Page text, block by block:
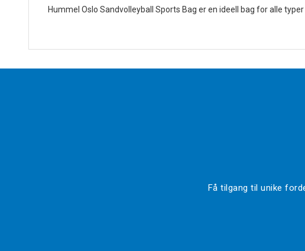
Hummel Oslo Sandvolleyball Sports Bag er en ideell bag for alle
Få tilgang til unike